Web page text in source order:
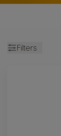
Filters